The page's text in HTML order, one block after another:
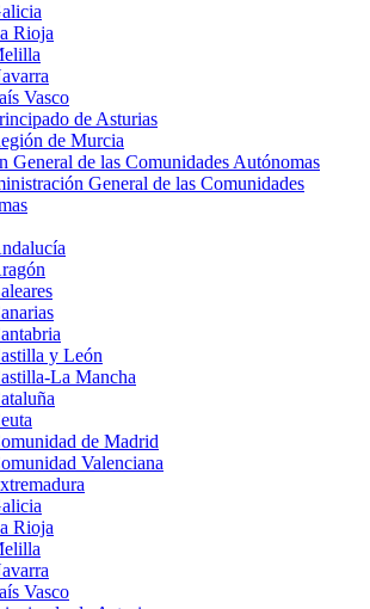
Rioja
Vasco
de Asturias
de Murcia
General de las Comunidades Autónomas
General de las Comunidades
y León
La Mancha
de Madrid
Valenciana
Rioja
Vasco